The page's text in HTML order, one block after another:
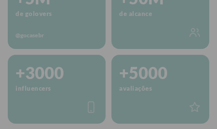
de golovers
@gocasebr
de alcance
+3000
influencers
+5000
avaliações